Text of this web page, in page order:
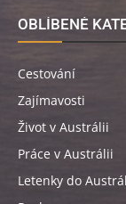
OBLÍBENÉ
Cestování
Zajímavosti
Život v Austrálii
Práce v Austrálii
Letenky do